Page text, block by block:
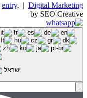
entry. | Digital Marketing
by SEO Creative
ישראל